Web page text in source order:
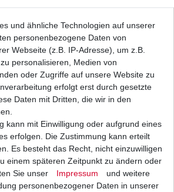
Bremsbeläge EBC FA 158 FA158 Standard
Bremsklötze vorne
UVP 33,08 € 22,64 € *
| 22,64 € / Satz
inkl. ges. MwSt. Versandkosten
Bremsbeläge EBC FA 158 HH FA158HH Sinter
UVP 47,84 € 32,74 € *
1 Satz | 32,74 € / Satz
inkl. ges. MwSt. zzgl.
und ähnliche Technologien auf unserer
personenbezogene Daten von
Webseite (z.B. IP-Adresse), um z.B.
personalisieren, Medien von
oder Zugriffe auf unsere Website zu
erfolgt erst durch gesetzte
Daten mit Dritten, die wir in den
kann mit Einwilligung oder aufgrund eines
erfolgen. Die Zustimmung kann erteilt
Es besteht das Recht, nicht einzuwilligen
einem späteren Zeitpunkt zu ändern oder
Sie unser
Impressum
und weitere
personenbezogener Daten in unserer